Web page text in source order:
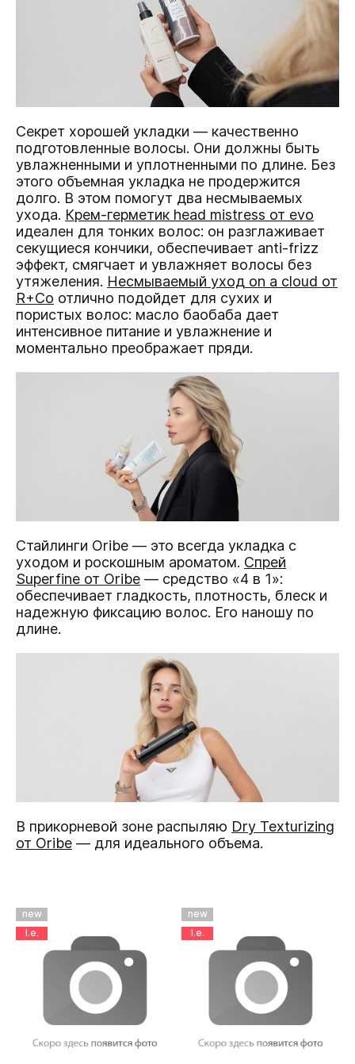
Секрет хорошей укладки — качественно
подготовленные волосы. Они должны быть
увлажненными и уплотненными по длине. Без
этого объемная укладка не продержится
долго. В этом помогут два несмываемых
ухода. Крем-герметик head mistress от evo
идеален для тонких волос: он разглаживает
секущиеся кончики, обеспечивает anti-frizz
эффект, смягчает и увлажняет волосы без
утяжеления. Несмываемый уход on a cloud от
R+Co отлично подойдет для сухих и
пористых волос: масло баобаба дает
интенсивное питание и увлажнение и
моментально преображает пряди.
Стайлинги Oribe — это всегда укладка с
уходом и роскошным ароматом. Спрей
Superfine от Oribe — средство «4 в 1»:
обеспечивает гладкость, плотность, блеск и
надежную фиксацию волос. Его наношу по
длине.
В прикорневой зоне распыляю Dry Texturizing
от Oribe — для идеального объема.
new
l.e.
new
l.e.